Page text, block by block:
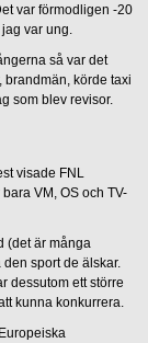
var förmodligen -20
var ung.
så var det
brandmän, körde taxi
som blev revisor.
visade FNL
VM, OS och TV-
(det är många
sport de älskar.
dessutom ett större
kunna konkurrera.